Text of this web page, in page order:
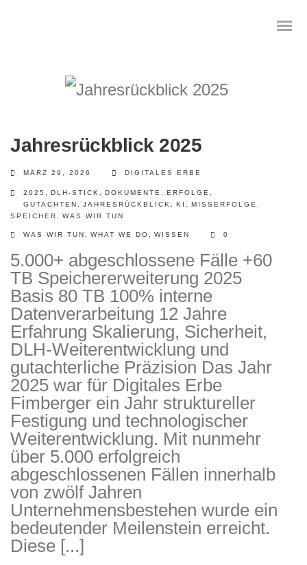
Geräteanalyse und Datensicherung
Wie regeln Sie ihren digitalen Nachlass
Digitaler Nachlass
DLH Stick – Sicherheitskonzept
Hilfe
DLH Stick Bedienungsanleitung
Videoanleitung und Manual
Jahresrückblick 2025
MÄRZ 29, 2026 DIGITALES ERBE
2025 DLH-STICK DOKUMENTE ERFOLGE
GUTACHTEN
JAHRESRÜCKBLICK KI MISSERFOLGE
SPEICHER
WAS WIR TUN
WAS WIR TUN WHAT WE DO WISSEN 0
5.000+ abgeschlossene Fälle +60
TB Speichererweiterung 2025
Basis 80 TB 100% interne
Datenverarbeitung 12 Jahre
Erfahrung Skalierung, Sicherheit,
DLH-Weiterentwicklung und
gutachterliche Präzision Das Jahr
2025 war für Digitales Erbe
Fimberger ein Jahr struktureller
Festigung und technologischer
Weiterentwicklung. Mit nunmehr
über 5.000 erfolgreich
abgeschlossenen Fällen innerhalb
von zwölf Jahren
Unternehmensbestehen wurde ein
bedeutender Meilenstein erreicht.
Diese [...]